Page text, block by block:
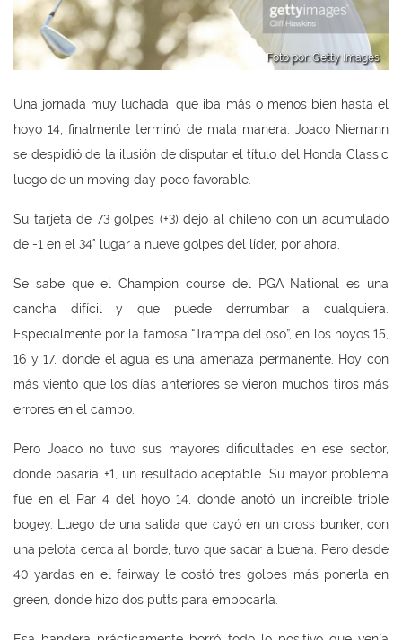
Foto por: Getty Images
Una jornada muy luchada, que iba más o menos bien hasta el
hoyo 14, finalmente terminó de mala manera. Joaco Niemann
se despidió de la ilusión de disputar el título del Honda Classic
luego de un moving day poco favorable.
Su tarjeta de 73 golpes (+3) dejó al chileno con un acumulado
de -1 en el 34° lugar a nueve golpes del líder, por ahora.
Se sabe que el Champion course del PGA National es una
cancha difícil y que puede derrumbar a cualquiera.
Especialmente por la famosa “Trampa del oso”, en los hoyos 15,
16 y 17, donde el agua es una amenaza permanente. Hoy con
más viento que los días anteriores se vieron muchos tiros más
errores en el campo.
Pero Joaco no tuvo sus mayores dificultades en ese sector,
donde pasaría +1, un resultado aceptable. Su mayor problema
fue en el Par 4 del hoyo 14, donde anotó un increíble triple
bogey. Luego de una salida que cayó en un cross bunker, con
una pelota cerca al borde, tuvo que sacar a buena. Pero desde
40 yardas en el fairway le costó tres golpes más ponerla en
green, donde hizo dos putts para embocarla.